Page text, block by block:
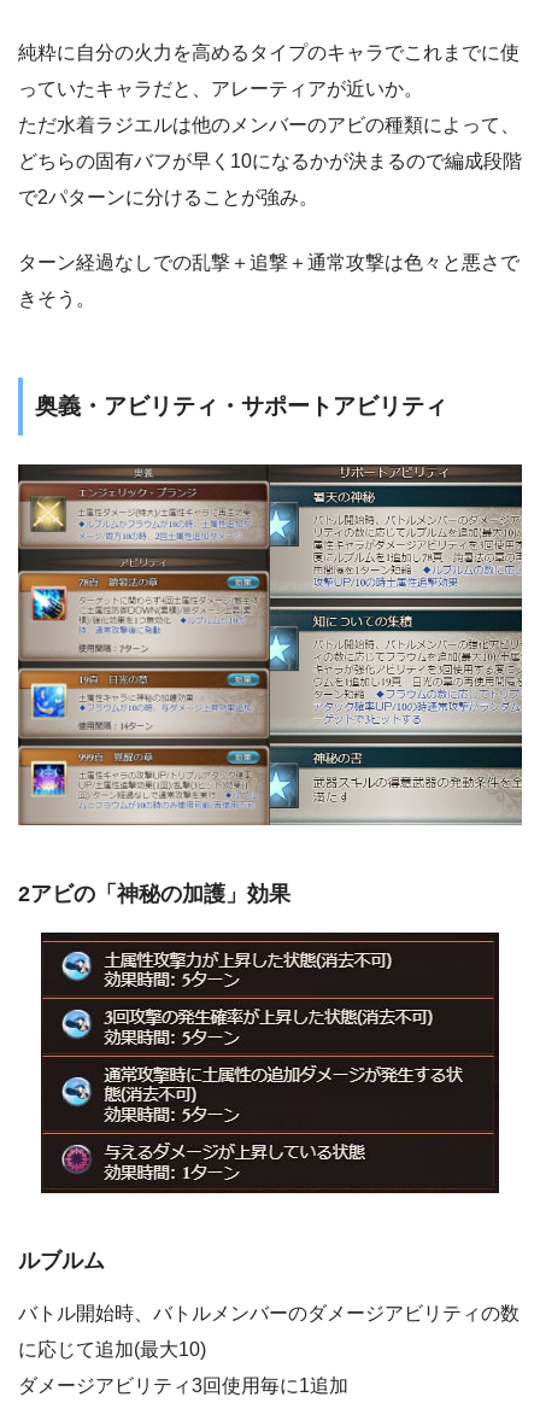
純粋に自分の火力を高めるタイプのキャラでこれまでに使
っていたキャラだと、アレーティアが近いか。
ただ水着ラジエルは他のメンバーのアビの種類によって、
どちらの固有バフが早く10になるかが決まるので編成段階
で2パターンに分けることが強み。
ターン経過なしでの乱撃＋追撃＋通常攻撃は色々と悪さで
きそう。
奥義・アビリティ・サポートアビリティ
2アビの「神秘の加護」効果
ルブルム
バトル開始時、バトルメンバーのダメージアビリティの数
に応じて追加(最大10)
ダメージアビリティ3回使用毎に1追加